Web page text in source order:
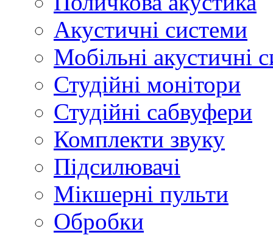
Акустичні системи
Мобільні акустичні
Студійні монітори
Студійні сабвуфери
Комплекти звуку
Підсилювачі
Мікшерні пульти
Обробки